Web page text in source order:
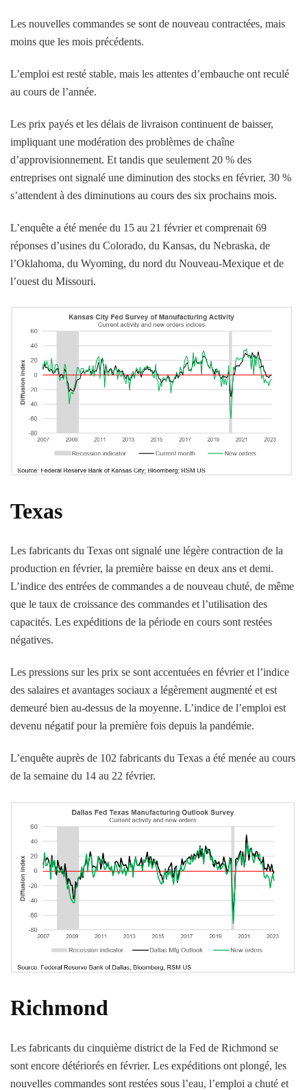
Les nouvelles commandes se sont de nouveau contractées, mais
moins que les mois précédents.
L’emploi est resté stable, mais les attentes d’embauche ont reculé
au cours de l’année.
Les prix payés et les délais de livraison continuent de baisser,
impliquant une modération des problèmes de chaîne
d’approvisionnement. Et tandis que seulement 20 % des
entreprises ont signalé une diminution des stocks en février, 30 %
s’attendent à des diminutions au cours des six prochains mois.
L’enquête a été menée du 15 au 21 février et comprenait 69
réponses d’usines du Colorado, du Kansas, du Nebraska, de
l’Oklahoma, du Wyoming, du nord du Nouveau-Mexique et de
l’ouest du Missouri.
Texas
Les fabricants du Texas ont signalé une légère contraction de la
production en février, la première baisse en deux ans et demi.
L’indice des entrées de commandes a de nouveau chuté, de même
que le taux de croissance des commandes et l’utilisation des
capacités. Les expéditions de la période en cours sont restées
négatives.
Les pressions sur les prix se sont accentuées en février et l’indice
des salaires et avantages sociaux a légèrement augmenté et est
demeuré bien au-dessus de la moyenne. L’indice de l’emploi est
devenu négatif pour la première fois depuis la pandémie.
L’enquête auprès de 102 fabricants du Texas a été menée au cours
de la semaine du 14 au 22 février.
Richmond
Les fabricants du cinquième district de la Fed de Richmond se
sont encore détériorés en février. Les expéditions ont plongé, les
nouvelles commandes sont restées sous l’eau, l’emploi a chuté et